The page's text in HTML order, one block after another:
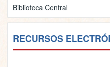
Biblioteca Central